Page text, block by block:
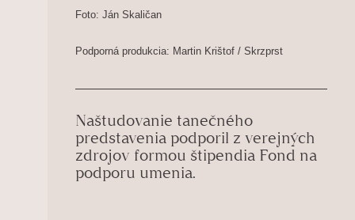
Foto: Ján Skaličan
Podporná produkcia: Martin Krištof / Skrzprst
Naštudovanie tanečného
predstavenia podporil z verejných
zdrojov formou štipendia Fond na
podporu umenia.